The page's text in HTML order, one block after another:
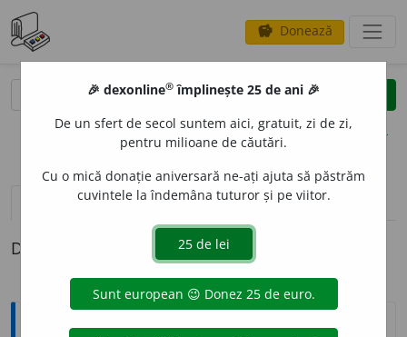
savings Donează
clear
opțiuni
definiții (1) pronunțievolume_up (1)
Definiția cu ID-ul 291580:
Ortografice DOOM
🎉 dexonline® împlinește 25 de ani 🎉
De un sfert de secol suntem aici, gratuit, zi de zi,
pentru milioane de căutări.
Cu o mică donație aniversară ne-ați ajuta să păstrăm
cuvintele la îndemâna tuturor și pe viitor.